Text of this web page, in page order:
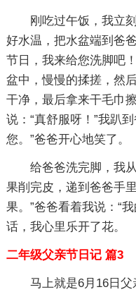
刚吃过午饭，我立
好水温，把水盆端到爸
节日，我来给您洗脚吧
盆中，慢慢的揉搓，然
干净，最后拿来干毛巾
说：“真舒服呀！”我趴
您。”爸爸开心地笑了。
给爸爸洗完脚，我
果削完皮，递到爸爸手
果。”爸爸看着我说：“
话，我心里乐开了花。
二年级父亲节日记 篇3
马上就是6月16日